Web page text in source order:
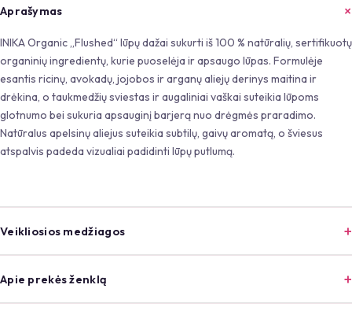
Aprašymas
INIKA Organic „Flushed“ lūpų dažai sukurti iš 100 % natūralių, sertifikuotų
organinių ingredientų, kurie puoselėja ir apsaugo lūpas. Formulėje
esantis ricinų, avokadų, jojobos ir arganų aliejų derinys maitina ir
drėkina, o taukmedžių sviestas ir augaliniai vaškai suteikia lūpoms
glotnumo bei sukuria apsauginį barjerą nuo drėgmės praradimo.
Natūralus apelsinų aliejus suteikia subtilų, gaivų aromatą, o šviesus
atspalvis padeda vizualiai padidinti lūpų putlumą.
Veikliosios medžiagos
Apie prekės ženklą